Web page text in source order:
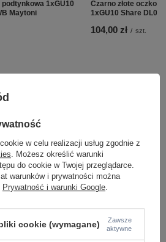
1xGU10
Maytoni
Czarno złote oczko
1xGU10 Share
104,00 zł / szt.
Masz pytania lub
w celu realizacji usług zgodnie z
. Możesz określić warunki
do cookie w Twojej przeglądarce.
warunków i prywatności można
Prywatność i warunki Google.
cookie (wymagane)
Zawsze
aktywne